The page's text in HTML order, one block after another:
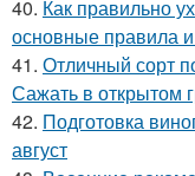
40. Как правильно
основные правила
41. Отличный сорт
Сажать в открытом
42. Подготовка
август